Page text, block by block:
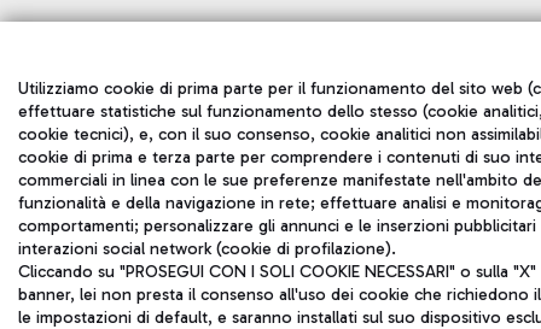
Utilizziamo cookie di prima parte per il funzionamento del sito web
effettuare statistiche sul funzionamento dello stesso (cookie
cookie tecnici), e, con il suo consenso, cookie analitici non
cookie di prima e terza parte per comprendere i contenuti di suo
commerciali in linea con le sue preferenze manifestate nell'ambito
funzionalità e della navigazione in rete; effettuare analisi e
comportamenti; personalizzare gli annunci e le inserzioni
interazioni social network (cookie di profilazione).
Cliccando su "PROSEGUI CON I SOLI COOKIE NECESSARI" o sulla
banner, lei non presta il consenso all'uso dei cookie che richiedono
le impostazioni di default, e saranno installati sul suo dispositivo